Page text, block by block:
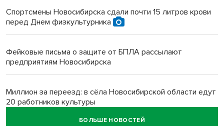
Спортсмены Новосибирска сдали почти 15 литров крови
перед Днем физкультурника
Фейковые письма о защите от БПЛА рассылают
предприятиям Новосибирска
Миллион за переезд: в сёла Новосибирской области едут
20 работников культуры
БОЛЬШЕ НОВОСТЕЙ